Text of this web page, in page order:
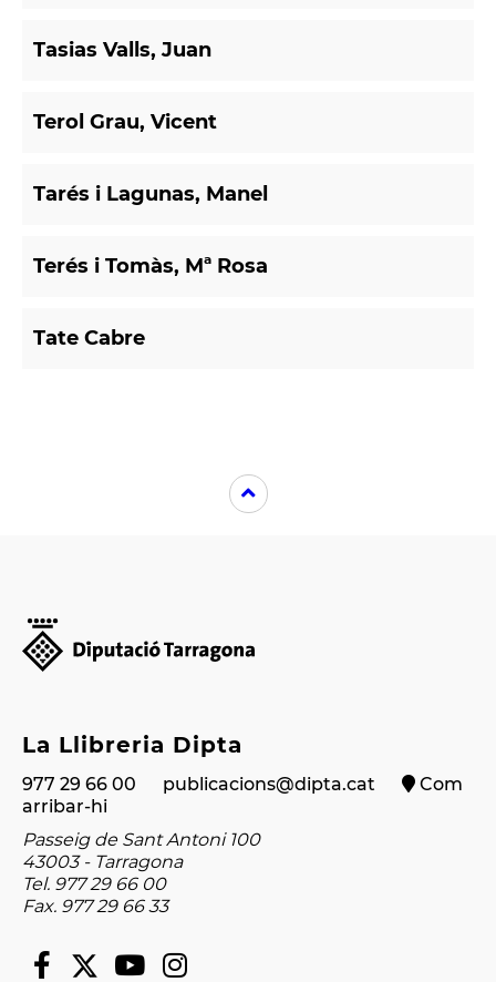
Tasias Valls, Juan
Terol Grau, Vicent
Tarés i Lagunas, Manel
Terés i Tomàs, Mª Rosa
Tate Cabre
La Llibreria Dipta
977 29 66 00 publicacions@dipta.cat
Com
arribar-hi
Passeig de Sant Antoni 100
43003 - Tarragona
Tel. 977 29 66 00
Fax. 977 29 66 33